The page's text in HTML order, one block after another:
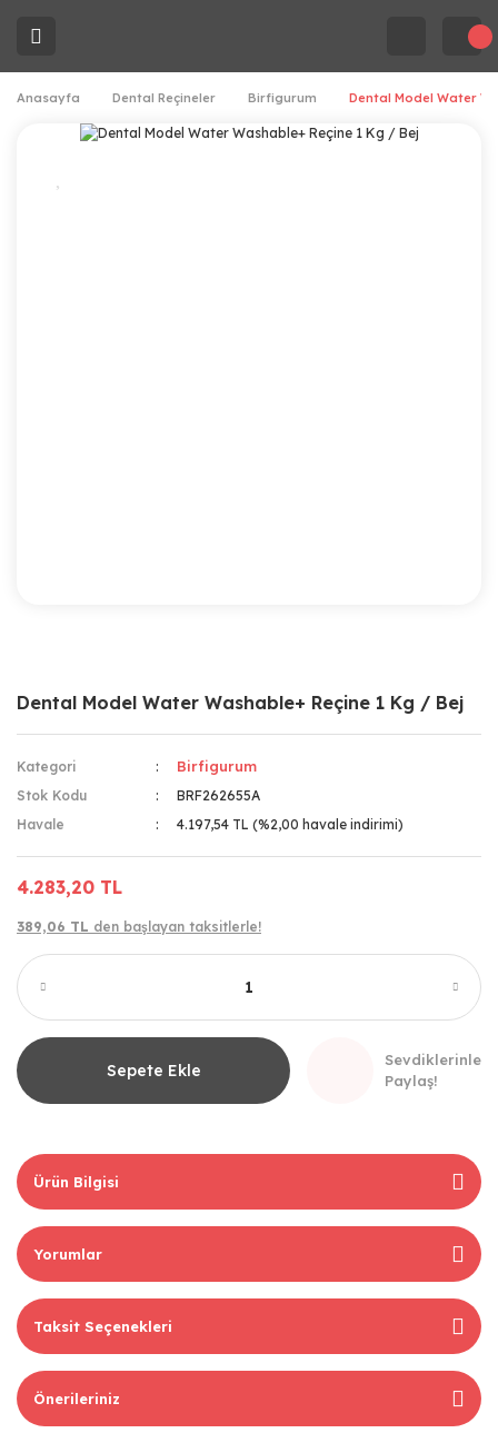
Anasayfa Dental Reçineler Birfigurum Dental Model Water
Dental Model Water Washable+ Reçine 1 Kg / Bej
Kategori Birfigurum
Stok Kodu
BRF262655A
Havale
4.197,54 TL (%2,00 havale indirimi)
4.283,20 TL
389,06 TL den başlayan taksitlerle!
Sepete Ekle
Sevdiklerinle
Paylaş!
Ürün Bilgisi
Yorumlar
Taksit Seçenekleri
Önerileriniz